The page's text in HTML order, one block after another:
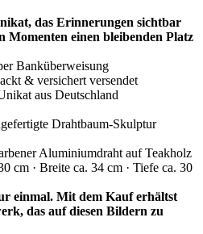
das Erinnerungen sichtbar
Momenten einen bleibenden Platz
Banküberweisung
& versichert versendet
aus Deutschland
Drahtbaum-Skulptur
Aluminiumdraht auf Teakholz
cm · Breite ca. 34 cm · Tiefe ca. 30
einmal. Mit dem Kauf erhältst
das auf diesen Bildern zu